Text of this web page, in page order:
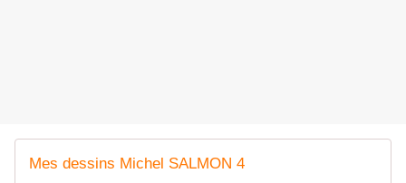
Mes dessins Michel SALMON 4